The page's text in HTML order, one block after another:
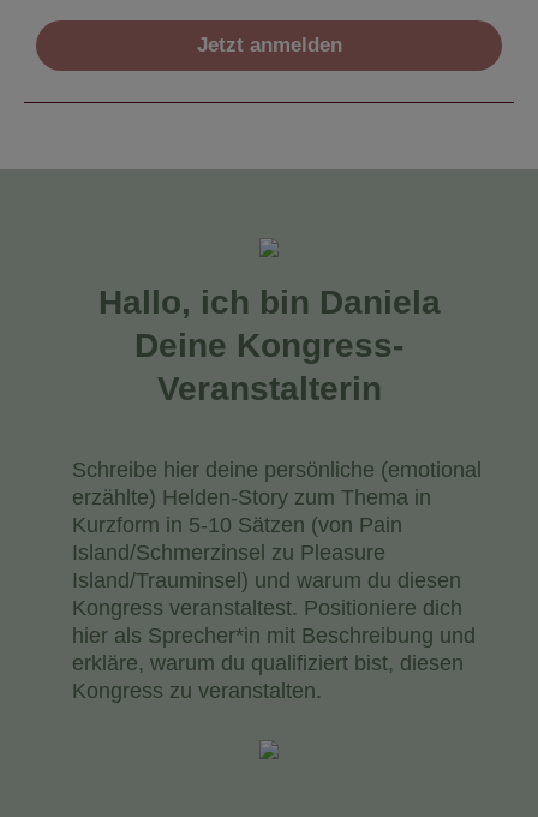
Jetzt anmelden
Hallo, ich bin Daniela
Deine Kongress-
Veranstalterin
Schreibe hier deine persönliche (emotional
erzählte) Helden-Story zum Thema in
Kurzform in 5-10 Sätzen (von Pain
Island/Schmerzinsel zu Pleasure
Island/Trauminsel) und warum du diesen
Kongress veranstaltest. Positioniere dich
hier als Sprecher*in mit Beschreibung und
erkläre, warum du qualifiziert bist, diesen
Kongress zu veranstalten.